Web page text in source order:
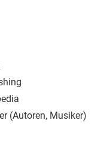
(Autoren, Musiker)